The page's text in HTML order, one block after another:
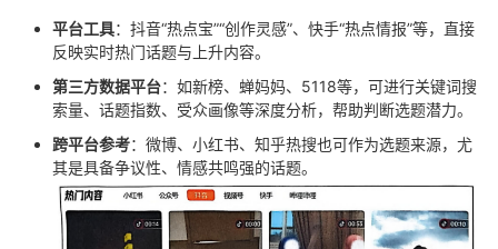
平台工具：抖音“热点宝”“创作灵感”、快手“热点情报”等，直接
反映实时热门话题与上升内容。
第三方数据平台：如新榜、蝉妈妈、5118等，可进行关键词搜
索量、话题指数、受众画像等深度分析，帮助判断选题潜力。
跨平台参考：微博、小红书、知乎热搜也可作为选题来源，尤
其是具备争议性、情感共鸣强的话题。